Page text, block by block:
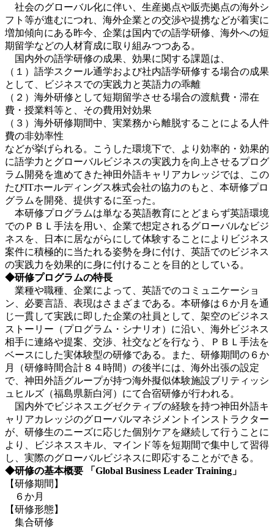
社会のグローバル化に伴い、生産拠点や販売拠点の海外シ
フト等が進むにつれ、海外企業との交渉や提携などが着実に
増加傾向にある昨今、企業は国内での語学研修、海外への短
期留学などの人材育成に取り組みつつある。
国内外の語学研修の成果、効果に関する課題は、
（１）語学スクール通学および社内語学研修する場合の成果
として、ビジネスでの実践力と英語力の乖離
（２）海外研修として短期留学させる場合の渡航費・滞在
費・授業料等と、その費用対効果
（３）海外研修期間中、実業務から離脱することによる人件
費の非効率性
などが挙げられる。こうした環境下で、より効率的・効果的
に語学力とグローバルビジネスの実践力を向上させるプログ
ラム開発を進めてきた神田外語キャリアカレッジでは、この
たびITホールディングス株式会社の協力のもと、本研修プロ
グラムを開発、提供するに至った。
本研修プログラムは単なる英語教育にとどまらず英語環境
でのＰＢＬ手法を用い、企業で想定されるグローバルなビジ
ネスを、日本に居ながらにして体験することによりビジネス
案件に積極的に当たれる姿勢を身に付け、英語でのビジネス
の実践力を効果的に身に付けることを目的としている。
◆研修プログラムの特長
業種や職種、企業によって、英語でのコミュニケーショ
ン、必要言語、表現はさまざまである。本研修は６か月を通
じ一貫して実践に即した企業の社員として、架空のビジネス
ストーリー（プログラム・シナリオ）に沿い、海外ビジネス
相手に連絡や提案、交渉、社交などを行なう、ＰＢＬ手法を
ベースにした実体験型の研修である。また、研修期間の６か
月（研修時間合計８４時間）の後半には、海外出張の設定
で、神田外語グループが持つ海外擬似体験施設ブリティッシ
ュヒルズ（福島県新白河）にて合宿研修が行われる。
国内外でビジネスエグゼクティブの経験を持つ神田外語キ
ャリアカレッジのグローバルマネジメントインストラクター
が、研修生のニーズに応じた個別ケアを継続して行うことに
より、ビジネススキル、マインド等を短期間で集中して習得
し、実際のグローバルビジネスに即応することができる。
◆研修の基本概要 「Global Business Leader Training」
【研修期間】
６か月
【研修形態】
集合研修